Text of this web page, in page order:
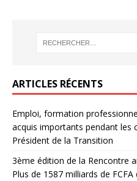
ARTICLES RÉCENTS
Emploi, formation
acquis importants pendant les
Président de la Transition
3ème édition de la Rencontre
Plus de 1587 milliards de